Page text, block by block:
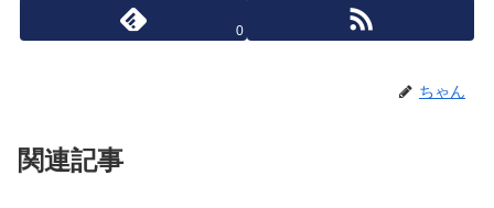
0
ちゃん
関連記事